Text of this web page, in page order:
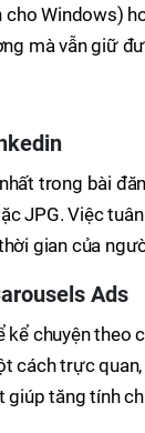
Windows)
mà vẫn giữ
trong bài
JPG. Việc
gian của
Ads
chuyện theo
cách trực
tăng tính